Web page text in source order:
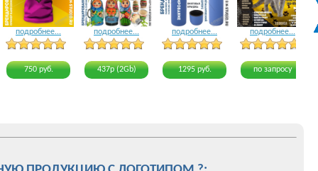
22 голоса
подробнее...
15 голосов
750 руб.
подробнее...
15 голосов
437р (2Gb)
подробнее...
23 голоса
1295 руб.
подробнее...
по запросу